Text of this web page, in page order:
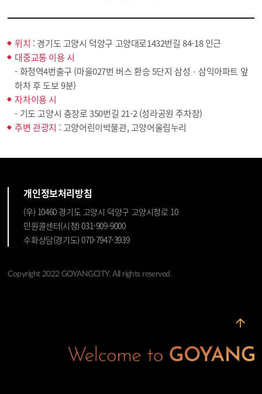
위치 : 경기도 고양시 덕양구 고양대로1432번길 84-18 인근
대중교통 이용 시
- 화정역4번출구 (마을027번 버스 환승 5단지 삼성ㆍ삼익아파트 앞
하차 후 도보 9분)
자차이용 시
- 기도 고양시 충장로 350번길 21-2 (성라공원 주차장)
주변 관광지 :고양어린이박물관, 고양어울림누리
개인정보처리방침
(우) 10460 경기도 고양시 덕양구 고양시청로 10
민원콜센터(시청) 031-909-9000
수화상담(경기도) 070-7947-3939
Copyright 2022 GOYANGCITY. All rights reserved.